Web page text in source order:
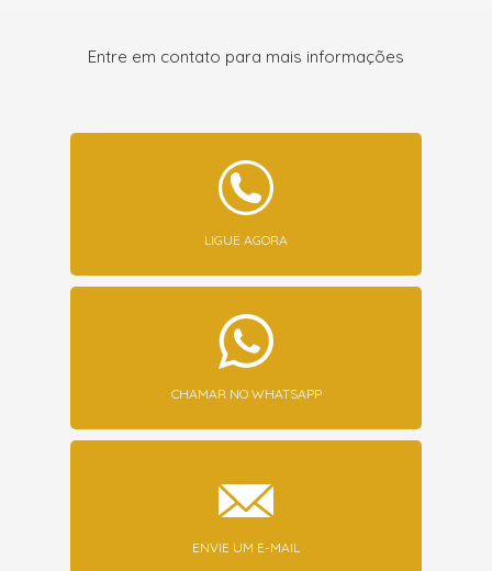
Entre em contato para mais informações
LIGUE AGORA
CHAMAR NO WHATSAPP
ENVIE UM E-MAIL